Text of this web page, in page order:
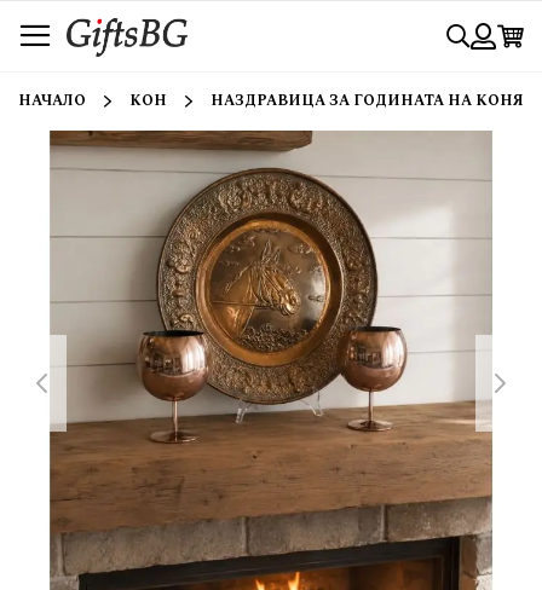
към
съдържанието
Търси
НАЧАЛО КОН НАЗДРАВИЦА ЗА ГОДИНАТА НА КОНЯ